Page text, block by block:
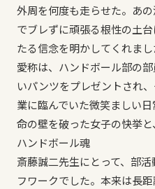
外周を何度も走らせた。あ
でブレずに頑張る根性の土
たる信念を明かしてくれま
愛称は、ハンドボール部の
いパンツをプレゼントされ
業に臨んでいた微笑ましい日
命の壁を破った女子の快挙
ハンドボール魂
斎藤誠二先生にとって、部
フワークでした。本来は長